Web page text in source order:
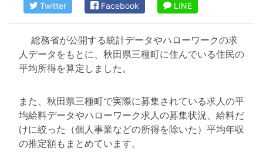
Twitter Facebook LINE
総務省が公開する統計データやハローワークの求
人データをもとに、秋田県三種町に住んでいる住民の
平均所得を算定しました。
また、秋田県三種町で実際に募集されている求人の平
均給料データやハローワーク求人の募集状況、給料だ
けに絞った（個人事業などの所得を除いた）平均年収
の推定額もまとめています。